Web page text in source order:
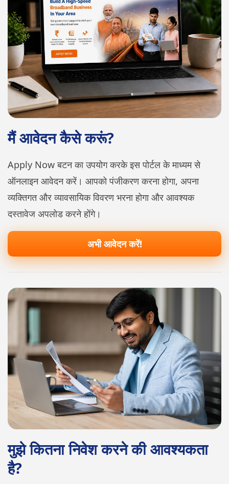
मैं आवेदन कैसे करूं?
Apply Now बटन का उपयोग करके इस पोर्टल के माध्यम से
ऑनलाइन आवेदन करें। आपको पंजीकरण करना होगा, अपना
व्यक्तिगत और व्यावसायिक विवरण भरना होगा और आवश्यक
दस्तावेज अपलोड करने होंगे।
अभी आवेदन करें!
मुझे कितना निवेश करने की आवश्यकता
है?